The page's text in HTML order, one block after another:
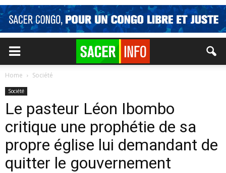
Home Société
Société
Le pasteur Léon Ibombo
critique une prophétie de sa
propre église lui demandant de
quitter le gouvernement